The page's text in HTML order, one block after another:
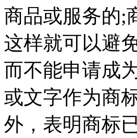
商品或服务的;
这样就可以避
而不能申请成
或文字作为商
外，表明商标